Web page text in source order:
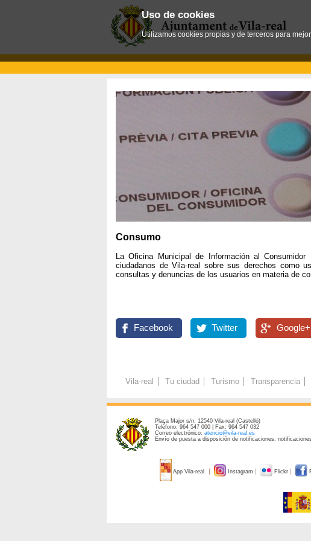
Consumo
La Oficina Municipal de Información al
ciudadanos de Vila-real sobre sus derechos como
consultas y denuncias de los usuarios en materia de
Facebook Twitter Google+
Vila-real Tu ciudad Turismo Transparencia
Plaça Major s/n. 12540 Vila-real (Castelló)
Teléfono: 964 547 000 | Fax: 964 547 032
Correo electrónico: atencio@vila-real.es
Envío de puesta a disposición de notificaciones:
App Vila-real Instagram Flickr
Uso de cookies
Utilizamos cookies propias y de terceros para